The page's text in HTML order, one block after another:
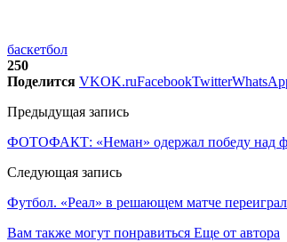
баскетбол
250
Поделится VKOK.ruFacebookTwitter
Предыдущая запись
ФОТОФАКТ: «Неман» одержал победу над
Следующая запись
Футбол. «Реал» в решающем матче
Вам также могут понравиться Еще от автора